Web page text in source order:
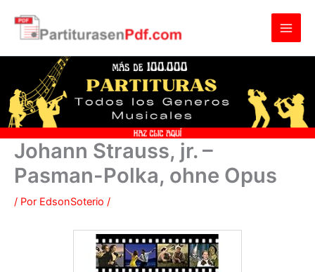
contenido
Johann Strauss, jr. –
Pasman-Polka, ohne Opus
/ Por EdsonSoterio /